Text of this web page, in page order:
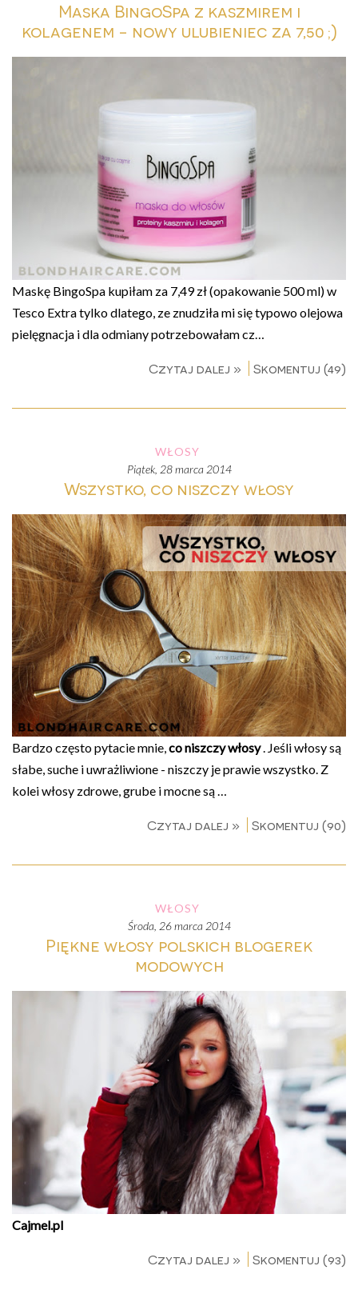
Maska BingoSpa z kaszmirem i
kolagenem - nowy ulubieniec za 7,50 ;)
Maskę BingoSpa kupiłam za 7,49 zł (opakowanie 500 ml) w
Tesco Extra tylko dlatego, ze znudziła mi się typowo olejowa
pielęgnacja i dla odmiany potrzebowałam cz…
Czytaj dalej » Skomentuj (49)
WŁOSY
piątek, 28 marca 2014
Wszystko, co niszczy włosy
Bardzo często pytacie mnie,co niszczy włosy. Jeśli włosy są
słabe, suche i uwrażliwione - niszczy je prawie wszystko. Z
kolei włosy zdrowe, grube i mocne są …
Czytaj dalej » Skomentuj (90)
WŁOSY
środa, 26 marca 2014
Piękne włosy polskich blogerek
modowych
Cajmel.pl
Czytaj dalej » Skomentuj (93)